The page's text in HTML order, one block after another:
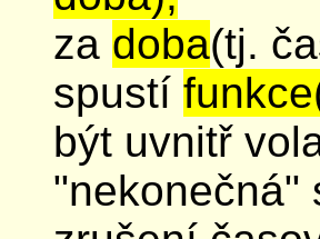
za doba(tj.
spustí
být uvnitř
"nekonečná"